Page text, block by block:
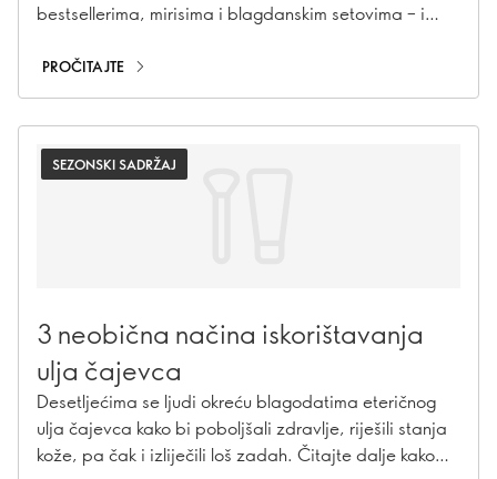
bestsellerima, mirisima i blagdanskim setovima – i
PROČITAJTE
SEZONSKI SADRŽAJ
3 neobična načina iskorištavanja
ulja čajevca
Desetljećima se ljudi okreću blagodatima eteričnog
ulja čajevca kako bi poboljšali zdravlje, riješili stanja
kože, pa čak i izliječili loš zadah. Čitajte dalje kako